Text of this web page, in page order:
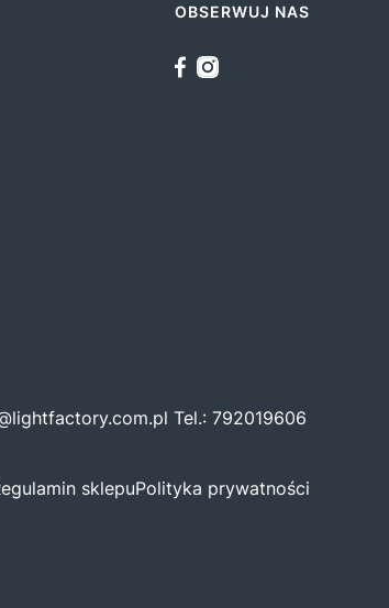
OBSERWUJ NAS
Tel.: 792019606
sklepuPolityka prywatności